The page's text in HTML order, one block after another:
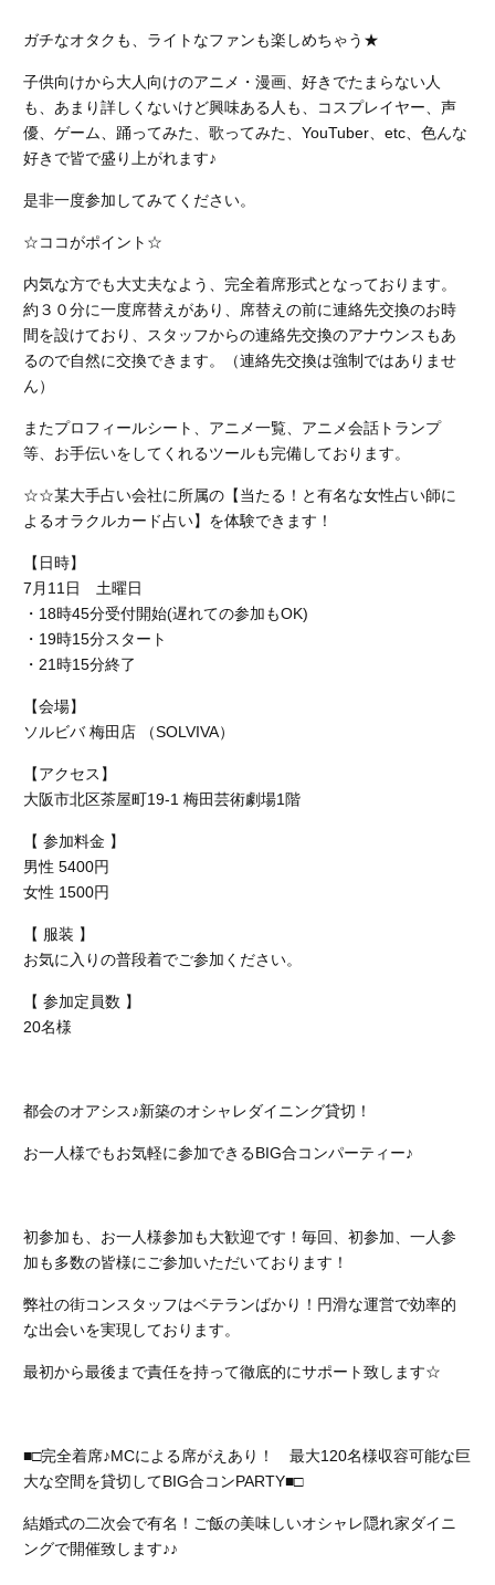
ガチなオタクも、ライトなファンも楽しめちゃう★
子供向けから大人向けのアニメ・漫画、好きでたまらない人
も、あまり詳しくないけど興味ある人も、コスプレイヤー、声
優、ゲーム、踊ってみた、歌ってみた、YouTuber、etc、色んな
好きで皆で盛り上がれます♪
是非一度参加してみてください。
☆ココがポイント☆
内気な方でも大丈夫なよう、完全着席形式となっております。
約３０分に一度席替えがあり、席替えの前に連絡先交換のお時
間を設けており、スタッフからの連絡先交換のアナウンスもあ
るので自然に交換できます。（連絡先交換は強制ではありませ
ん）
またプロフィールシート、アニメ一覧、アニメ会話トランプ
等、お手伝いをしてくれるツールも完備しております。
☆☆某大手占い会社に所属の【当たる！と有名な女性占い師に
よるオラクルカード占い】を体験できます！
【日時】
7月11日 土曜日
・18時45分受付開始(遅れての参加もOK)
・19時15分スタート
・21時15分終了
【会場】
ソルビバ 梅田店 （SOLVIVA）
【アクセス】
大阪市北区茶屋町19-1 梅田芸術劇場1階
【 参加料金 】
男性 5400円
女性 1500円
【 服装 】
お気に入りの普段着でご参加ください。
【 参加定員数 】
20名様
都会のオアシス♪新築のオシャレダイニング貸切！
お一人様でもお気軽に参加できるBIG合コンパーティー♪
初参加も、お一人様参加も大歓迎です！毎回、初参加、一人参
加も多数の皆様にご参加いただいております！
弊社の街コンスタッフはベテランばかり！円滑な運営で効率的
な出会いを実現しております。
最初から最後まで責任を持って徹底的にサポート致します☆
■□完全着席♪MCによる席がえあり！ 最大120名様収容可能な巨
大な空間を貸切してBIG合コンPARTY■□
結婚式の二次会で有名！ご飯の美味しいオシャレ隠れ家ダイニ
ングで開催致します♪♪